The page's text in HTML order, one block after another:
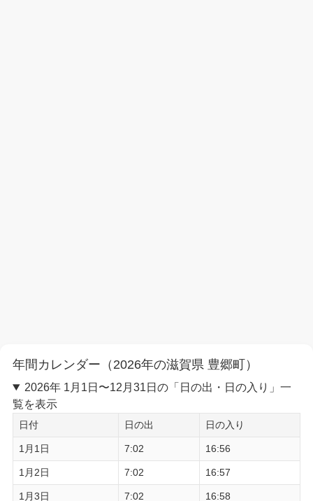
年間カレンダー（2026年の滋賀県 豊郷町）
2026年 1月1日〜12月31日の「日の出・日の入り」一
覧を表示
日付 日の出 日の入り
1月1日 7:02 16:56
1月2日 7:02 16:57
1月3日 7:02 16:58